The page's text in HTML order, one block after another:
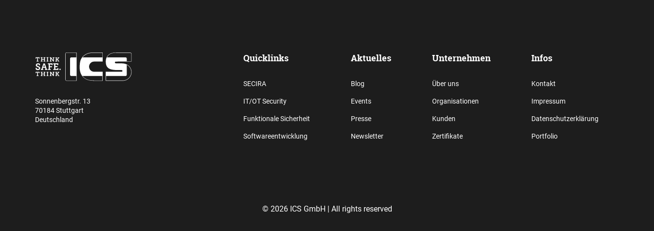
Sonnenbergstr. 13
70184 Stuttgart
Deutschland
Quicklinks
SECIRA
IT/OT Security
Funktionale Sicherheit
Softwareentwicklung
Aktuelles
Blog
Events
Presse
Newsletter
Unternehmen
Über uns
Organisationen
Kunden
Zertifikate
Infos
Kontakt
Impressum
Datenschutzerklärung
Portfolio
© 2026 ICS GmbH | All rights reserved